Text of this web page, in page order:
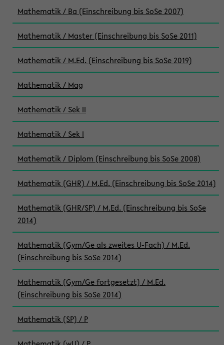
Mathematik / Ba (Einschreibung bis SoSe 2007)
Mathematik / Master (Einschreibung bis SoSe 2011)
Mathematik / M.Ed. (Einschreibung bis SoSe 2019)
Mathematik / Mag
Mathematik / Sek II
Mathematik / Sek I
Mathematik / Diplom (Einschreibung bis SoSe 2008)
Mathematik (GHR) / M.Ed. (Einschreibung bis SoSe 2014)
Mathematik (GHR/SP) / M.Ed. (Einschreibung bis SoSe
2014)
Mathematik (Gym/Ge als zweites U-Fach) / M.Ed.
(Einschreibung bis SoSe 2014)
Mathematik (Gym/Ge fortgesetzt) / M.Ed.
(Einschreibung bis SoSe 2014)
Mathematik (SP) / P